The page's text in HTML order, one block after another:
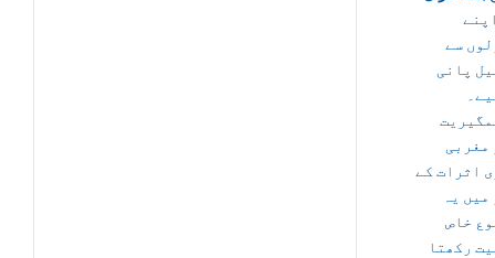
سے
پانی
مغربی
اثرات کے
میں یہ
خاص
رکھتا